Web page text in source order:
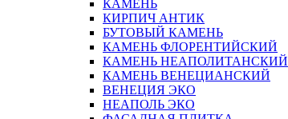
КАМЕНЬ
КИРПИЧ АНТИК
БУТОВЫЙ КАМЕНЬ
КАМЕНЬ ФЛОРЕНТИЙСКИЙ
КАМЕНЬ НЕАПОЛИТАНСКИЙ
КАМЕНЬ ВЕНЕЦИАНСКИЙ
ВЕНЕЦИЯ ЭКО
НЕАПОЛЬ ЭКО